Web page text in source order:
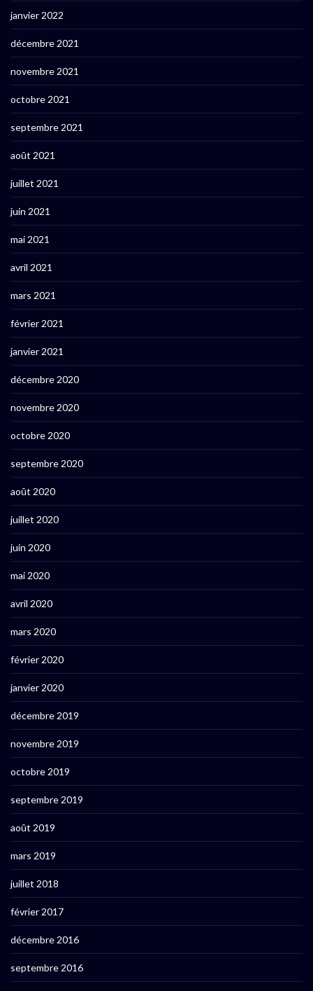
janvier 2022
décembre 2021
novembre 2021
octobre 2021
septembre 2021
août 2021
juillet 2021
juin 2021
mai 2021
avril 2021
mars 2021
février 2021
janvier 2021
décembre 2020
novembre 2020
octobre 2020
septembre 2020
août 2020
juillet 2020
juin 2020
mai 2020
avril 2020
mars 2020
février 2020
janvier 2020
décembre 2019
novembre 2019
octobre 2019
septembre 2019
août 2019
mars 2019
juillet 2018
février 2017
décembre 2016
septembre 2016